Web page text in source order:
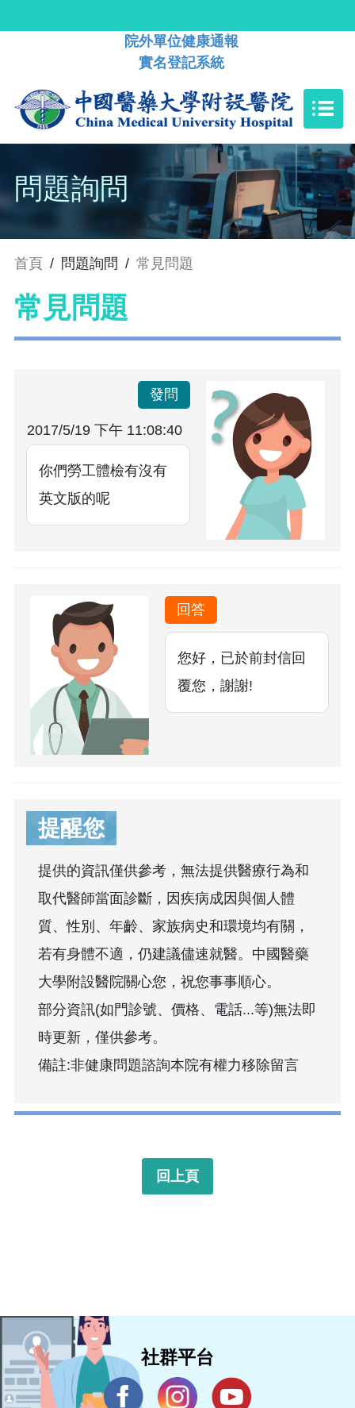
院外單位健康通報
實名登記系統
問題詢問
首頁 / 問題詢問 / 常見問題
常見問題
發問
2017/5/19 下午 11:08:40
你們勞工體檢有沒有
英文版的呢
回答
您好，已於前封信回
覆您，謝謝!
提醒您
提供的資訊僅供參考，無法提供醫療行為和
取代醫師當面診斷，因疾病成因與個人體
質、性別、年齡、家族病史和環境均有關，
若有身體不適，仍建議儘速就醫。中國醫藥
大學附設醫院關心您，祝您事事順心。
部分資訊(如門診號、價格、電話...等)無法即
時更新，僅供參考。
備註:非健康問題諮詢本院有權力移除留言
回上頁
社群平台